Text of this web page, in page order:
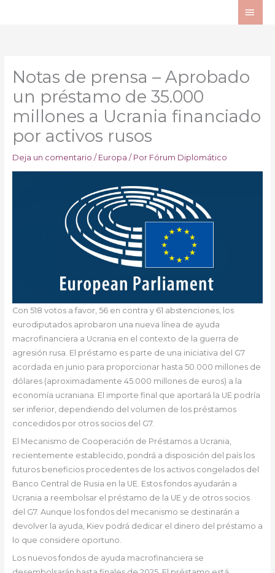
Notas de prensa – Aprobado
un préstamo de 35.000
millones a Ucrania financiado
por activos rusos
Deja un comentario / Europa / Por Fórum Diplomático
Con 518 votos a favor, 56 en contra y 61 abstenciones, los
eurodiputados aprobaron una nueva línea de ayuda
macrofinanciera a Ucrania en el contexto de la guerra de
agresión rusa. El préstamo es parte de una iniciativa del G7
acordada en junio para proporcionar hasta 50.000 millones de
dólares (aproximadamente 45.000 millones de euros) a la
economía ucraniana. El importe final que aportará la UE podría
ser inferior, dependiendo del volumen de los préstamos
concedidos por otros socios del G7.
El Mecanismo de Cooperación de Préstamos a Ucrania,
recientemente establecido, pondrá a disposición del país los
futuros beneficios procedentes de los activos congelados del
Banco Central de Rusia en la UE. Estos fondos ayudarán a
Ucrania a reembolsar el préstamo de la UE y de otros socios
del G7. Aunque los fondos del mecanismo se destinarán a
devolver la ayuda, Kiev podrá dedicar el dinero del préstamo a
lo que considere oportuno.
Los nuevos fondos de ayuda macrofinanciera se